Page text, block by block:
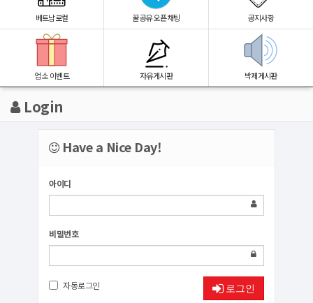
베트남로컬 꿀공유 오픈채팅 공지사항
업소 이벤트 자유게시판 박제게시판
Login
Have a Nice Day!
아이디
비밀번호
자동로그인 로그인